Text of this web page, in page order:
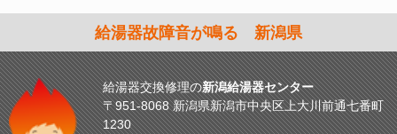
給湯器故障音が鳴る 新潟県
給湯器交換修理の新潟給湯器センター
〒951-8068 新潟県新潟市中央区上大川前通七番町
1230